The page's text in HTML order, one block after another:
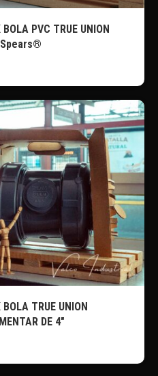
PVC TRUE UNION
Spears®
TRUE UNION
DE 4″